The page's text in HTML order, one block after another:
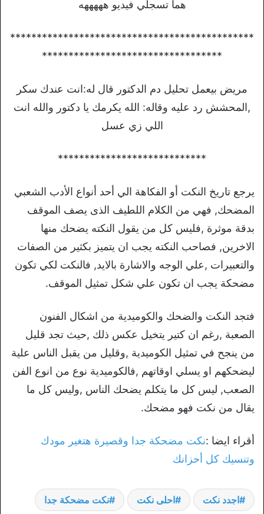
هما تسجلي فيديو هههههه
**********************************************
**********************************
مريض بيعمل تحليل دم الدكتور قال له:انت عندك سكر
,المحشش رد عليه وقاله: الله يكرمك يا دكتور والله انت
اللي زي عسل
****************************
يرجع تاريخ النكت أو الفكاهة الي أحد أنواع الأدب الشعبي
المضحك, فهي من الكلام اللطيف الذى يصف الموقف
بدقة موثرة ,فليس كل من يقول النكته يضحك منها
الاخرين, فصاحب النكته يجب ان يتميز بكثير من الصفات
والتعبيرات ,علي الوجه والاشارة بالايد, فالنكت لكي تكون
مضحكة يجب ان تكون علي شكل تمثيل الموقف.
فتجد النكت والضحك والكوميدية من اشكال الفنون
الصعبة ,رغم ان كتير يتخيل عكس ذلك ,حيث تجد قليل
من ينجح في تمثيل الكوميدية ,وقليل من يقبل الناس علية
ليضحكهم او يسلي اوقاتهم ,فالكوميدية نوع من انوع الفن
الصعب, ليس كل ما يتكلم يضحك الناس ,وليس كل ما
يقال من نكت فهو مضحك.
أقراء ايضا :نكت مضحكة جدا وقصيرة هتغير مودك
وتنسيك كل أحزانك
اجدد نكت احلى نكت نكت مضحكة جدا